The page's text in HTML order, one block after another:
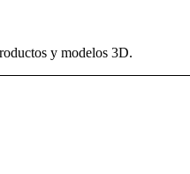
y modelos 3D.